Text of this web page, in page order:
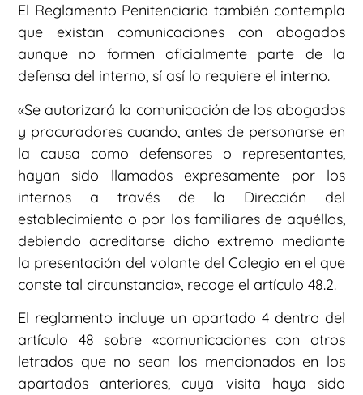
El Reglamento Penitenciario también contempla
que existan comunicaciones con abogados
aunque no formen oficialmente parte de la
defensa del interno, sí así lo requiere el interno.
«Se autorizará la comunicación de los abogados
y procuradores cuando, antes de personarse en
la causa como defensores o representantes,
hayan sido llamados expresamente por los
internos a través de la Dirección del
establecimiento o por los familiares de aquéllos,
debiendo acreditarse dicho extremo mediante
la presentación del volante del Colegio en el que
conste tal circunstancia», recoge el artículo 48.2.
El reglamento incluye un apartado 4 dentro del
artículo 48 sobre «comunicaciones con otros
letrados que no sean los mencionados en los
apartados anteriores, cuya visita haya sido